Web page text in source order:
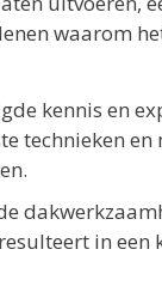
waarom
kennis en
technieken
in